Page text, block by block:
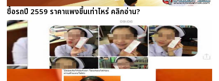
ซื้อรถปี 2559 ราคาแพงขึ้นเท่าไหร่ คลิกอ่าน?